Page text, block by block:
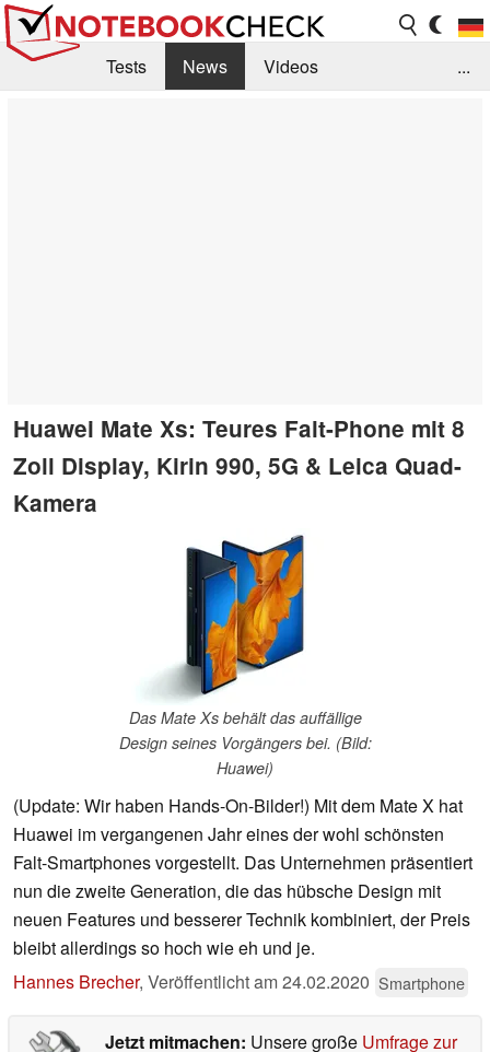
Tests News
Videos
...
Huawei Mate Xs: Teures Falt-Phone mit 8
Zoll Display, Kirin 990, 5G & Leica Quad-
Kamera
Das Mate Xs behält das auffällige
Design seines Vorgängers bei. (Bild:
Huawei)
(Update: Wir haben Hands-On-Bilder!) Mit dem Mate X hat
Huawei im vergangenen Jahr eines der wohl schönsten
Falt-Smartphones vorgestellt. Das Unternehmen präsentiert
nun die zweite Generation, die das hübsche Design mit
neuen Features und besserer Technik kombiniert, der Preis
bleibt allerdings so hoch wie eh und je.
Hannes Brecher, Veröffentlicht am24.02.2020 Smartphone
Jetzt mitmachen: Unsere große Umfrage zur